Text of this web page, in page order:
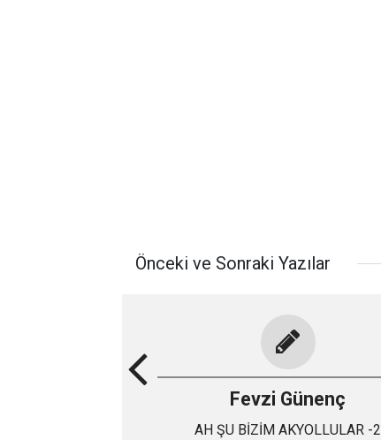
Önceki ve Sonraki Yazılar
Fevzi Günenç
AH ŞU BİZİM AKYOLLULAR -2